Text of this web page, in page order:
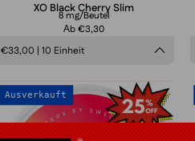
XO Black Cherry Slim
8 mg/Beutel
Аb €3,30
€33,00 | 10 Einheit
XO
Watermelon
Chili
Ausverkauft